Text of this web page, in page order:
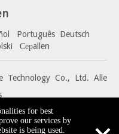
Português Deutsch
Серallen
Technology Co., Ltd. Alle
for best
our services by
is being used.